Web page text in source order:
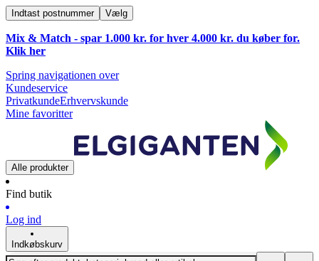
Indtast postnummer Vælg
Mix & Match - spar 1.000 kr. for hver 4.000 kr. du køber for.
Klik her
Spring navigationen over
Kundeservice
PrivatkundeErhvervskunde
Mine favoritter
Alle produkter
Find butik
Log ind
Indkøbskurv